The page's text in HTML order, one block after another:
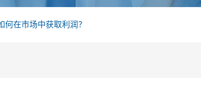
何在市场中获取利润？